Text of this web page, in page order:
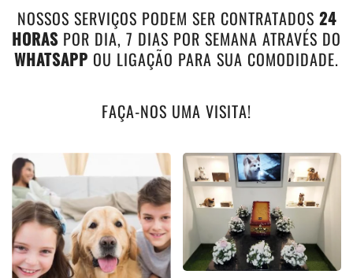
NOSSOS SERVIÇOS PODEM SER CONTRATADOS 24
HORAS POR DIA, 7 DIAS POR SEMANA ATRAVÉS DO
WHATSAPP OU LIGAÇÃO PARA SUA COMODIDADE.
FAÇA-NOS UMA VISITA!